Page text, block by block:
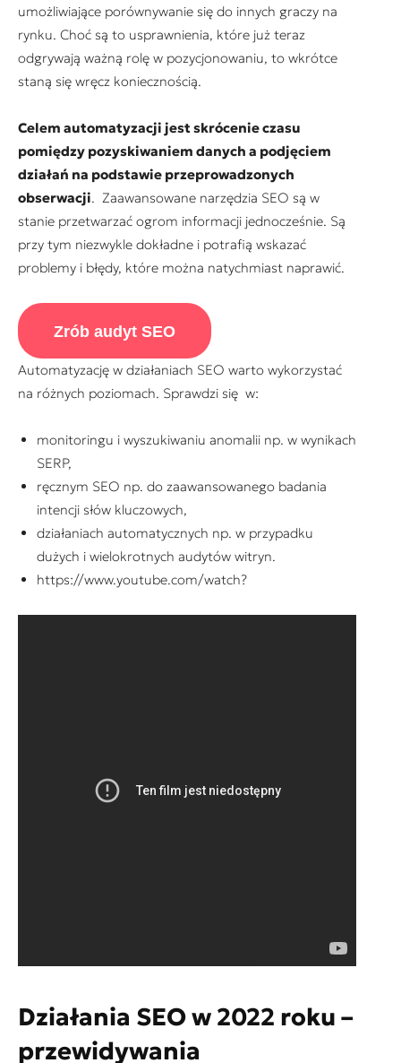
umożliwiające porównywanie się do innych graczy na
rynku. Choć są to usprawnienia, które już teraz
odgrywają ważną rolę w pozycjonowaniu, to wkrótce
staną się wręcz koniecznością.
Celem automatyzacji jest skrócenie czasu
pomiędzy pozyskiwaniem danych a podjęciem
działań na podstawie przeprowadzonych
obserwacji. Zaawansowane narzędzia SEO są w
stanie przetwarzać ogrom informacji jednocześnie. Są
przy tym niezwykle dokładne i potrafią wskazać
problemy i błędy, które można natychmiast naprawić.
Zrób audyt SEO
Automatyzację w działaniach SEO warto wykorzystać
na różnych poziomach. Sprawdzi się w:
monitoringu i wyszukiwaniu anomalii np. w wynikach
SERP,
ręcznym SEO np. do zaawansowanego badania
intencji słów kluczowych,
działaniach automatycznych np. w przypadku
dużych i wielokrotnych audytów witryn.
https://www.youtube.com/watch?
Działania SEO w 2022 roku –
przewidywania